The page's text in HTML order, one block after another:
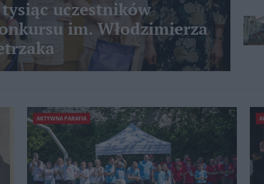
uczestników
im. Włodzimierza
AKTYWNA PARAFIA